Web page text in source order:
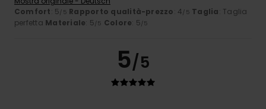
Comfort: 5 /5 Rapporto qualità-prezzo: 4 /5 Taglia: Taglia
perfetta Materiale: 5 /5 Colore: 5 /5
5/5